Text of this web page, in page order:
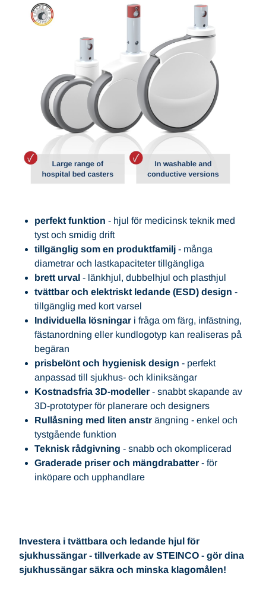
perfekt funktion - hjul för medicinsk teknik med
tyst och smidig drift
tillgänglig som en produktfamilj - många
diametrar och lastkapaciteter tillgängliga
brett urval - länkhjul, dubbelhjul och plasthjul
tvättbar och elektriskt ledande (ESD) design -
tillgänglig med kort varsel
Individuella lösningar i fråga om färg, infästning,
fästanordning eller kundlogotyp kan realiseras på
begäran
prisbelönt och hygienisk design - perfekt
anpassad till sjukhus- och kliniksängar
Kostnadsfria 3D-modeller - snabbt skapande av
3D-prototyper för planerare och designers
Rullåsning med liten anstr ängning - enkel och
tystgående funktion
Teknisk rådgivning - snabb och okomplicerad
Graderade priser och mängdrabatter - för
inköpare och upphandlare
Investera i tvättbara och ledande hjul för
sjukhussängar - tillverkade av STEINCO - gör dina
sjukhussängar säkra och minska klagomålen!